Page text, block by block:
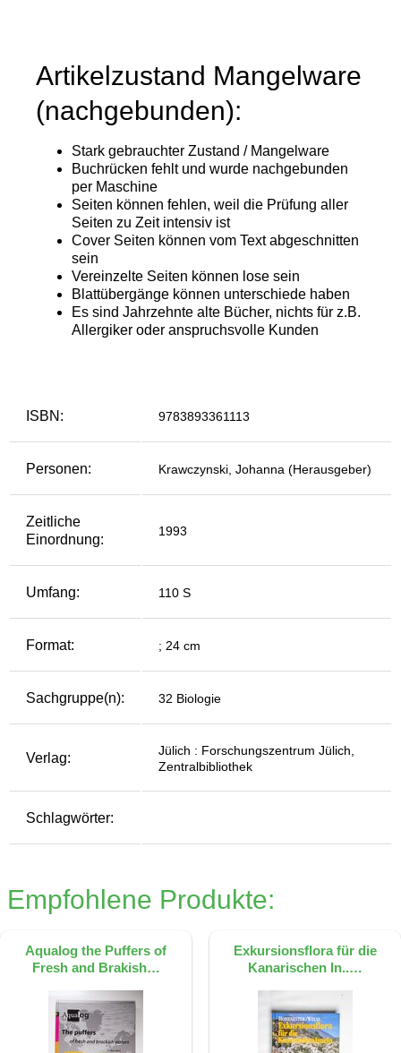
ISBN: 9783893361113
Personen: Krawczynski, Johanna (Herausgeber)
Zeitliche
Einordnung:
1993
Umfang: 110 S
Format: ; 24 cm
Sachgruppe(n): 32 Biologie
Verlag:
Jülich : Forschungszentrum Jülich,
Zentralbibliothek
Schlagwörter:
Empfohlene Produkte:
Aqualog the Puffers of
Fresh and Brakish…
Exkursionsflora für die
Kanarischen In..…